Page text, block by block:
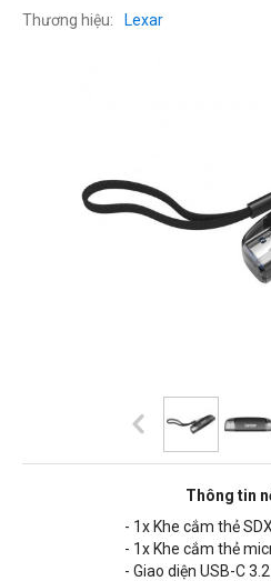
Thương hiệu Lexar
Thông tin
- 1x Khe cắm thẻ
- 1x Khe cắm thẻ
- Giao diện USB-C 3.2